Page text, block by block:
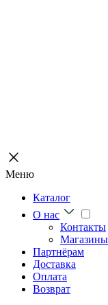
Меню
Каталог
О нас
Контакты
Магазины
Партнёрам
Доставка
Оплата
Возврат